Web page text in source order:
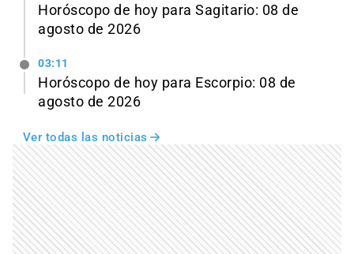
Horóscopo de hoy para Sagitario: 08 de
agosto de 2026
03:11
Horóscopo de hoy para Escorpio: 08 de
agosto de 2026
Ver todas las noticias